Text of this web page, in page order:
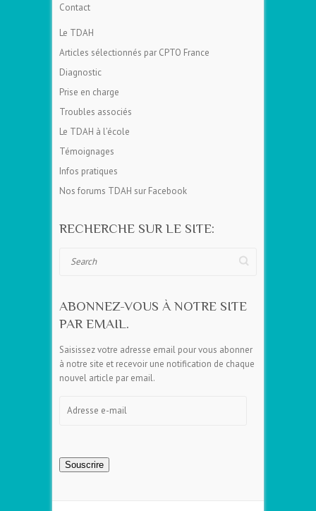
Contact
Le TDAH
Articles sélectionnés par CPTO France
Diagnostic
Prise en charge
Troubles associés
Le TDAH à l’école
Témoignages
Infos pratiques
Nos forums TDAH sur Facebook
RECHERCHE SUR LE SITE:
ABONNEZ-VOUS À NOTRE SITE
PAR EMAIL.
Saisissez votre adresse email pour vous abonner
à notre site et recevoir une notification de chaque
nouvel article par email.
Souscrire